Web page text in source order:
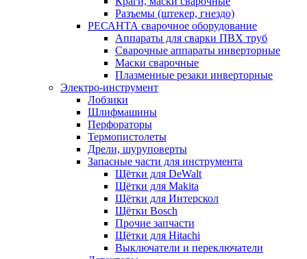
Разъемы (штекер, гнездо)
РЕСАНТА сварочное оборудование
Аппараты для сварки ПВХ труб
Сварочные аппараты инверторные
Маски сварочные
Плазменные резаки инверторные
Электро-инструмент
Лобзики
Шлифмашины
Перфораторы
Термопистолеты
Дрели, шуруповерты
Запасные части для инструмента
Щётки для DeWalt
Щётки для Makita
Щётки для Интерскол
Щётки Bosch
Прочие запчасти
Щётки для Hitachi
Выключатели и переключатели